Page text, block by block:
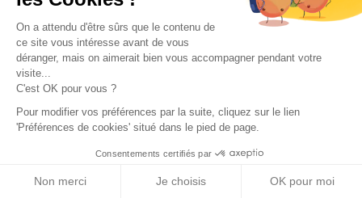
On a attendu d'être sûrs que le contenu de
ce site vous intéresse avant de vous
déranger, mais on aimerait bien vous accompagner pendant votre
visite...
C'est OK pour vous ?
Pour modifier vos préférences par la suite, cliquez sur le lien
'Préférences de cookies' situé dans le pied de page.
Consentements certifiés par
Non merci Je choisis OK pour moi
Politique de confidentialité
Gestion des cookies
Questions fréquentes
Mission de conseil